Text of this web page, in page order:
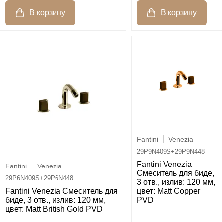
Fantini Venezia
29P6N409S+29P6N448
Fantini Venezia Смеситель для
биде, 3 отв., излив: 120 мм,
цвет: Matt British Gold PVD
Fantini Venezia
29P9N409S+29P9N448
Fantini Venezia
Смеситель для биде,
3 отв., излив: 120 мм,
цвет: Matt Copper
PVD